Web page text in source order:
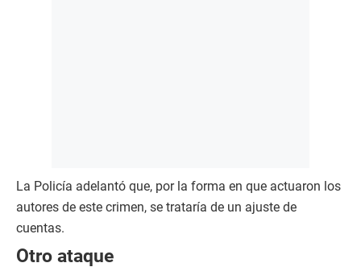
La Policía adelantó que, por la forma en que actuaron los
autores de este crimen, se trataría de un ajuste de
cuentas.
Otro ataque